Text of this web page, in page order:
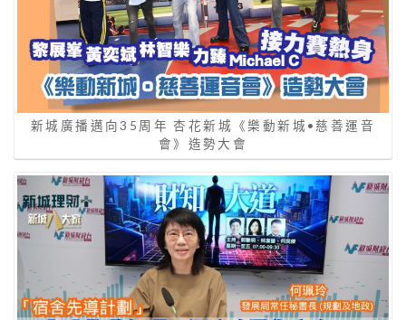
新城廣播邁向35周年 杏花新城《樂動新城•慈善運音
會》造勢大會